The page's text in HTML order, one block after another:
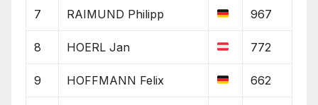
7 RAIMUND Philipp 967
8 HOERL Jan 772
9 HOFFMANN Felix 662